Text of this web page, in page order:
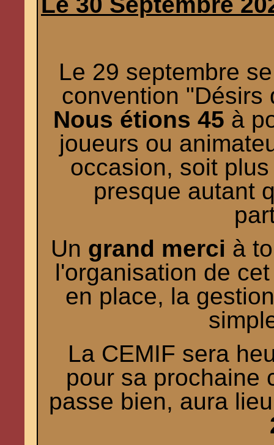
Le 29 septembre
convention "Désirs
Nous étions 45 à
joueurs ou
occasion, soit
presque autant
Un grand merci à
l'organisation de
en place, la
La CEMIF sera
pour sa prochaine
passe bien, aura